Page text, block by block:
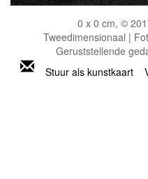
0 x 0 cm, ©
Tweedimensionaal |
Geruststellende
Stuur als kunstkaart